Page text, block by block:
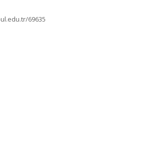
69635